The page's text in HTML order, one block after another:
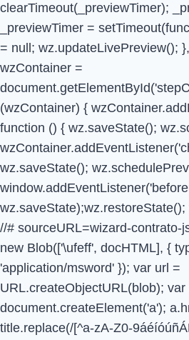
clearTimeout(_previewTimer);
_previewTimer =
= null; wz.updateLivePreview();
wzContainer =
(wzContainer) {
function () { wz.saveState();
wz.saveState();
//# sourceURL=wizard-contrato-
new Blob(['\ufeff', docHTML], {
'application/msword' }); var url =
URL.createObjectURL(blob); var
document.createElement('a');
title.replace(/[^a-zA-Z0-